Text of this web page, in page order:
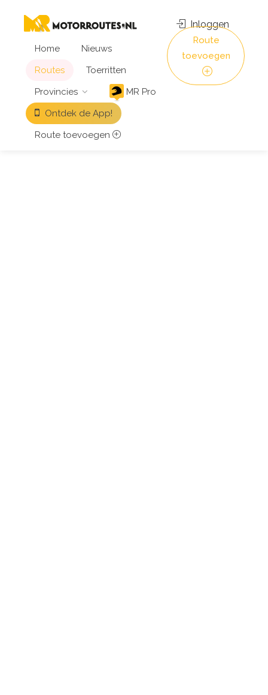
Home
Nieuws
Routes
Toerritten
Provincies
MR Pro
Ontdek de App!
Route toevoegen
Inloggen
Route
toevoegen